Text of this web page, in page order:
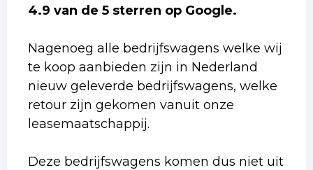
4.9 van de 5 sterren op Google.
Nagenoeg alle bedrijfswagens welke wij
te koop aanbieden zijn in Nederland
nieuw geleverde bedrijfswagens, welke
retour zijn gekomen vanuit onze
leasemaatschappij.
Deze bedrijfswagens komen dus niet uit